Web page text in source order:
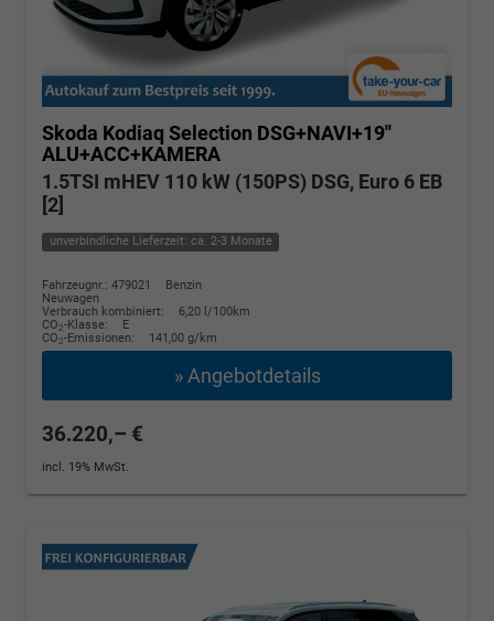
Skoda Kodiaq Selection DSG+NAVI+19''
ALU+ACC+KAMERA
1.5TSI mHEV 110 kW (150PS) DSG, Euro 6 EB
[2]
unverbindliche Lieferzeit: ca. 2-3 Monate
Fahrzeugnr.: 479021
Benzin
Neuwagen
Verbrauch kombiniert:
6,20 l/100km
CO2-Klasse:
E
CO2-Emissionen: 141,00 g/km
» Angebotdetails
36.220,– €
incl. 19% MwSt.